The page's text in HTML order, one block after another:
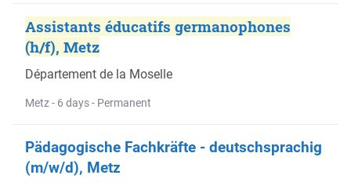
Assistants éducatifs germanophones
(h/f), Metz
Département de la Moselle
Metz - 6 days - Permanent
Pädagogische Fachkräfte - deutschsprachig
(m/w/d), Metz